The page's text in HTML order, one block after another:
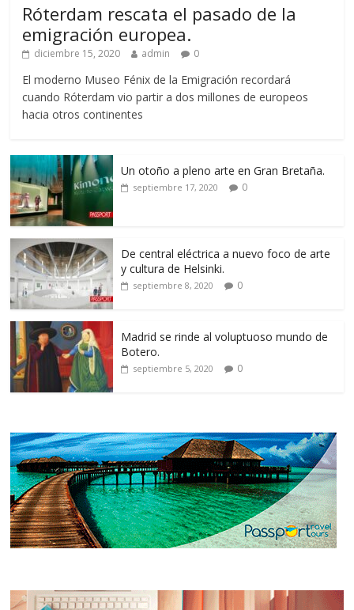
Róterdam rescata el pasado de la
emigración europea.
diciembre 15, 2020 admin 0
El moderno Museo Fénix de la Emigración recordará
cuando Róterdam vio partir a dos millones de europeos
hacia otros continentes
Un otoño a pleno arte en Gran Bretaña.
septiembre 17, 2020 0
De central eléctrica a nuevo foco de arte
y cultura de Helsinki.
septiembre 8, 2020 0
Madrid se rinde al voluptuoso mundo de
Botero.
septiembre 5, 2020 0